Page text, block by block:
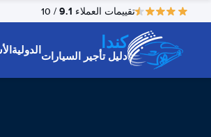
تقييمات العملاء 9.1
/ 10
كندا
دليل تأجير السياراتالدولية